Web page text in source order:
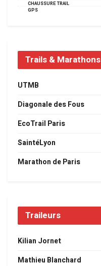
CHAUSSURE TRAIL
GPS
Trails & Marathons
UTMB
Diagonale des Fous
EcoTrail Paris
SaintéLyon
Marathon de Paris
Traileurs
Kilian Jornet
Mathieu Blanchard